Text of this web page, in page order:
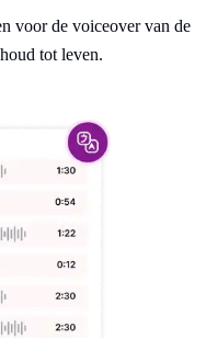
voor de voiceover van de
tot leven.